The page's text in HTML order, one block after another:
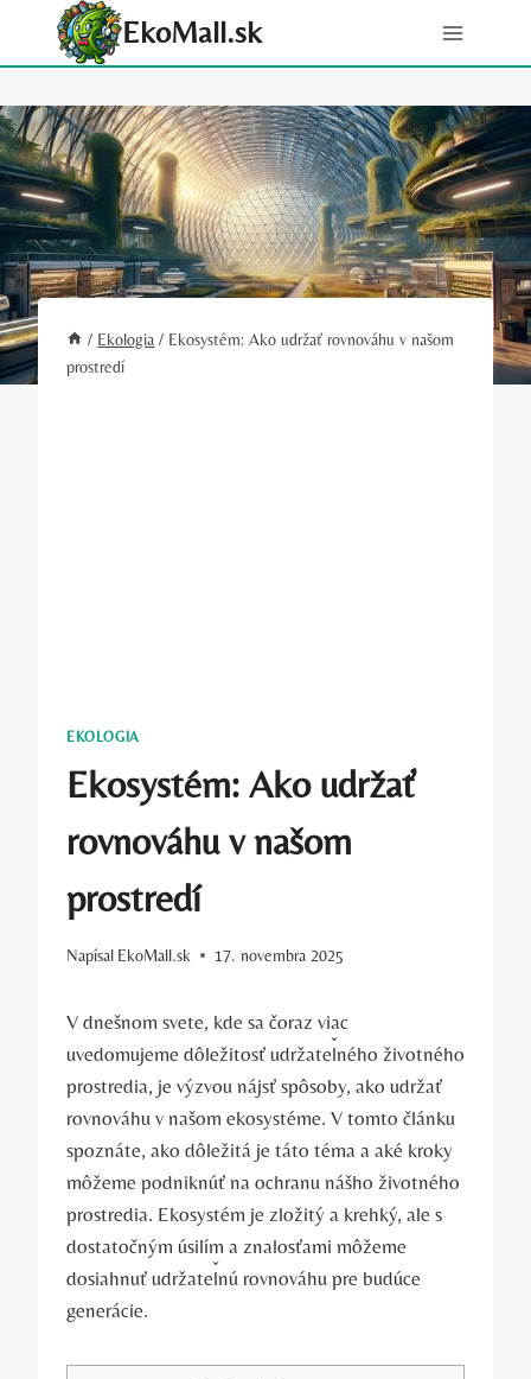
EkoMall.sk
/ Ekologia / Ekosystém: Ako udržať rovnováhu v našom
prostredí
EKOLOGIA
Ekosystém: Ako udržať
rovnováhu v našom
prostredí
Napísal EkoMall.sk 17. novembra 2025
V dnešnom svete, kde sa čoraz viac
uvedomujeme dôležitosť udržateľného životného
prostredia, je výzvou nájsť spôsoby, ako udržať
rovnováhu v našom ekosystéme. V tomto článku
spoznáte, ako dôležitá je táto téma a aké kroky
môžeme podniknúť na ochranu nášho životného
prostredia. Ekosystém je zložitý a krehký, ale s
dostatočným úsilím a znalosťami môžeme
dosiahnuť udržateľnú rovnováhu pre budúce
generácie.